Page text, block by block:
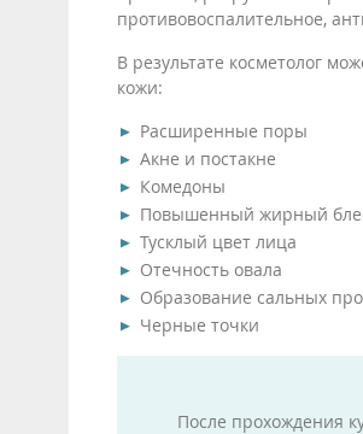
противовоспалительное,
В результате косметолог
кожи:
Расширенные поры
Акне и постакне
Комедоны
Повышенный жирный
Тусклый цвет лица
Отечность овала
Образование сальных
Черные точки
После прохождения